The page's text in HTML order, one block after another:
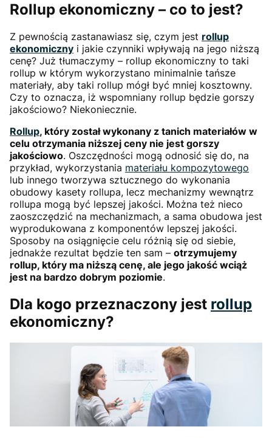
Rollup ekonomiczny – co to jest?
Z pewnością zastanawiasz się, czym jest rollup
ekonomiczny i jakie czynniki wpływają na jego niższą
cenę? Już tłumaczymy – rollup ekonomiczny to taki
rollup w którym wykorzystano minimalnie tańsze
materiały, aby taki rollup mógł być mniej kosztowny.
Czy to oznacza, iż wspomniany rollup będzie gorszy
jakościowo? Niekoniecznie.
Rollup, który został wykonany z tanich materiałów w
celu otrzymania niższej ceny nie jest gorszy
jakościowo. Oszczędności mogą odnosić się do, na
przykład, wykorzystania materiału kompozytowego
lub innego tworzywa sztucznego do wykonania
obudowy kasety rollupa, lecz mechanizmy wewnątrz
rollupa mogą być lepszej jakości. Można też nieco
zaoszczędzić na mechanizmach, a sama obudowa jest
wyprodukowana z komponentów lepszej jakości.
Sposoby na osiągnięcie celu różnią się od siebie,
jednakże rezultat będzie ten sam – otrzymujemy
rollup, który ma niższą cenę, ale jego jakość wciąż
jest na bardzo dobrym poziomie.
Dla kogo przeznaczony jest rollup
ekonomiczny?